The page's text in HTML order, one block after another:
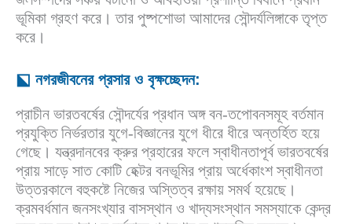
ভূমিকা গ্রহণ করে। তার পুষ্পশোভা আমাদের সৌন্দর্যলিঙ্গাকে তৃপ্ত
করে।
⬕ নগরজীবনের প্রসার ও বৃক্ষচ্ছেদন:
প্রাচীন ভারতবর্ষের সৌন্দর্যের প্রধান অঙ্গ বন-তপোবনসমূহ বর্তমান
প্রযুক্তি নির্ভরতার যুগে-বিজ্ঞানের যুগে ধীরে ধীরে অন্তর্হিত হয়ে
গেছে। যন্ত্রদানবের ক্রুর প্রহারের ফলে স্বাধীনতাপূর্ব ভারতবর্ষের
প্রায় সাড়ে সাত কোটি হেক্টর বনভূমির প্রায় অর্ধেকাংশ স্বাধীনতা
উত্তরকালে বহুকষ্টে নিজের অস্তিত্ব রক্ষায় সমর্থ হয়েছে।
ক্রমবর্ধমান জনসংখ্যার বাসস্থান ও খাদ্যসংস্থান সমস্যাকে কেন্দ্র